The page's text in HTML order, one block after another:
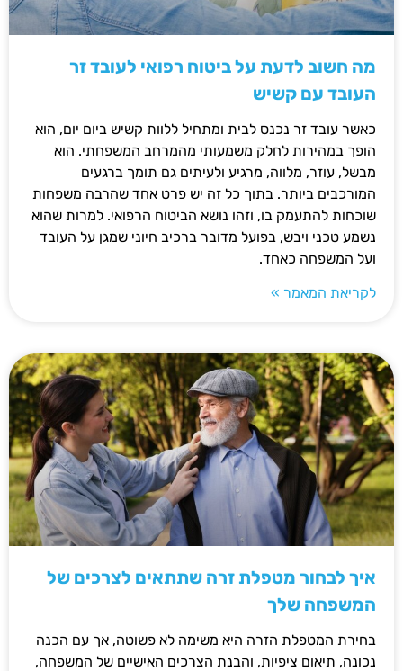
מה חשוב לדעת על ביטוח רפואי לעובד זר
העובד עם קשיש
כאשר עובד זר נכנס לבית ומתחיל ללוות קשיש ביום יום, הוא
הופך במהירות לחלק משמעותי מהמרחב המשפחתי. הוא
מבשל, עוזר, מלווה, מרגיע ולעיתים גם תומך ברגעים
המורכבים ביותר. בתוך כל זה יש פרט אחד שהרבה משפחות
שוכחות להתעמק בו, וזהו נושא הביטוח הרפואי. למרות שהוא
נשמע טכני ויבש, בפועל מדובר ברכיב חיוני שמגן על העובד
ועל המשפחה כאחד.
לקריאת המאמר »
איך לבחור מטפלת זרה שתתאים לצרכים של
המשפחה שלך
בחירת המטפלת הזרה היא משימה לא פשוטה, אך עם הכנה
נכונה, תיאום ציפיות, והבנת הצרכים האישיים של המשפחה,